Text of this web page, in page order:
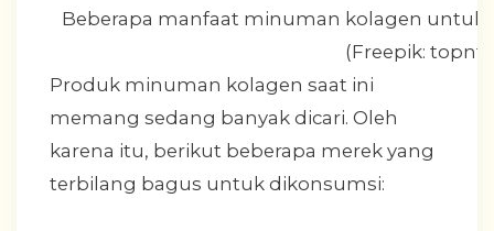
Beberapa manfaat minuman kolagen untuk
(Freepik:
Produk minuman kolagen saat ini
memang sedang banyak dicari. Oleh
karena itu, berikut beberapa merek yang
terbilang bagus untuk dikonsumsi: